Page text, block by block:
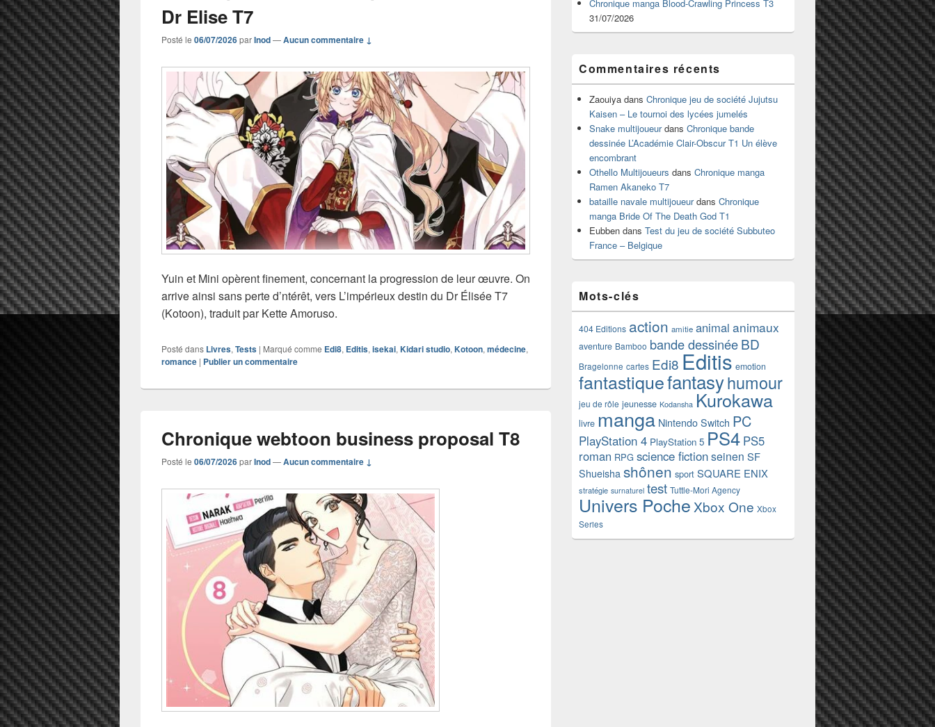
Dr Elise T7
Posté le 06/07/2026parInod—Aucun commentaire ↓
Yuin et Mini opèrent finement, concernant la progression de leur œuvre. On
arrive ainsi sans perte d’ntérêt, vers L’impérieux destin du Dr Élisée T7
(Kotoon), traduit par Kette Amoruso.
Posté dans Livres, Tests | Marqué comme Edi8, Editis, isekai, Kidari studio, Kotoon, médecine,
romance | Publier un commentaire
Chronique webtoon business proposal T8
Posté le 06/07/2026parInod—Aucun commentaire ↓
Chronique manga Blood-Crawling Princess T3
31/07/2026
Commentaires récents
Zaouiya dans Chronique jeu de société Jujutsu
Kaisen – Le tournoi des lycées jumelés
Snake multijoueurdans Chronique bande
dessinée L’Académie Clair-Obscur T1 Un élève
encombrant
Othello Multijoueurs dans Chronique manga
Ramen Akaneko T7
bataille navale multijoueurdans Chronique
manga Bride Of The Death God T1
Eubben dans Test du jeu de société Subbuteo
France – Belgique
Mots-clés
404 Editions action amitie animal animaux
aventure Bamboo bande dessinéeBD
Bragelonne cartes Edi8 Editis emotion
fantastiquefantasyhumour
jeu de rôle jeunesse Kodansha Kurokawa
livre manga Nintendo Switch PC
PlayStation 4 PlayStation 5 PS4 PS5
roman RPG science fictionseinen SF
Shueisha shônen sport SQUARE ENIX
stratégie surnaturel test Tuttle-Mori Agency
Univers Poche Xbox One Xbox
Series